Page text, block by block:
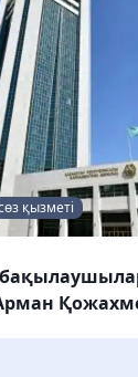
қызметі
Арман